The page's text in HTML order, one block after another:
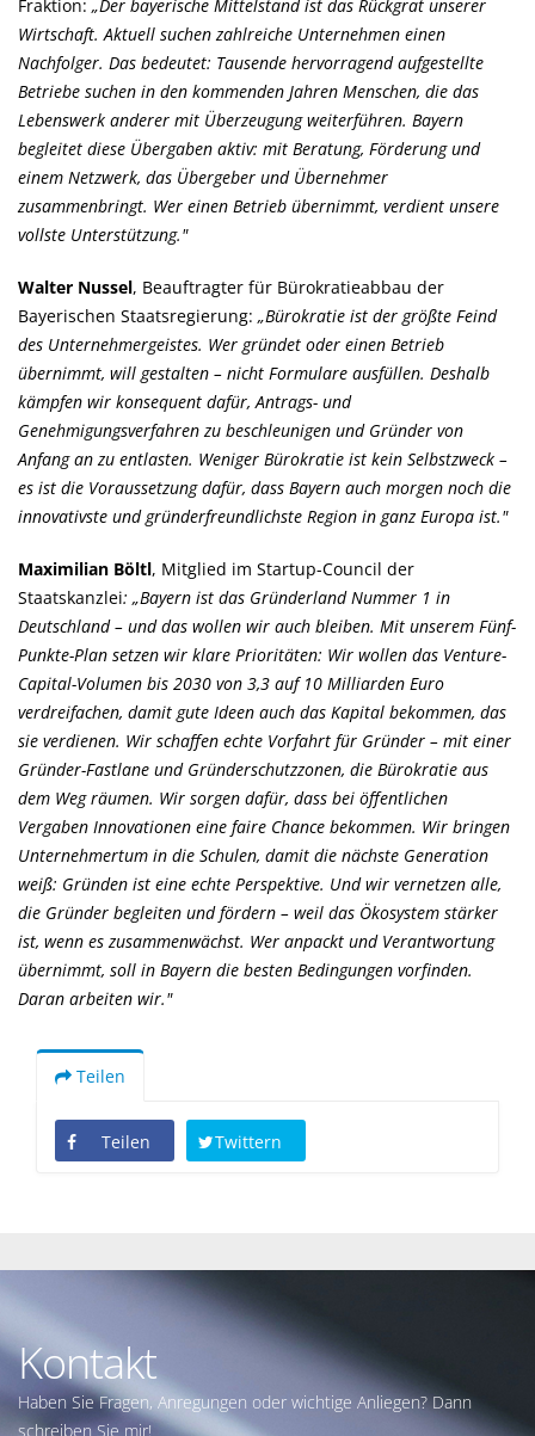
Fraktion: Der bayerische Mittelstand ist das Rückgrat unserer
Wirtschaft. Aktuell suchen zahlreiche Unternehmen einen
Nachfolger. Das bedeutet: Tausende hervorragend aufgestellte
Betriebe suchen in den kommenden Jahren Menschen, die das
Lebenswerk anderer mit Überzeugung weiterführen. Bayern
begleitet diese Übergaben aktiv: mit Beratung, Förderung und
einem Netzwerk, das Übergeber und Übernehmer
zusammenbringt. Wer einen Betrieb übernimmt, verdient unsere
vollste Unterstützung."
Walter Nussel, Beauftragter für Bürokratieabbau der
Bayerischen Staatsregierung: Bürokratie ist der größte Feind
des Unternehmergeistes. Wer gründet oder einen Betrieb
übernimmt, will gestalten – nicht Formulare ausfüllen. Deshalb
kämpfen wir konsequent dafür, Antrags- und
Genehmigungsverfahren zu beschleunigen und Gründer von
Anfang an zu entlasten. Weniger Bürokratie ist kein Selbstzweck –
es ist die Voraussetzung dafür, dass Bayern auch morgen noch die
innovativste und gründerfreundlichste Region in ganz Europa ist."
Maximilian Böltl, Mitglied im Startup-Council der
Staatskanzlei: „Bayern ist das Gründerland Nummer 1 in
Deutschland – und das wollen wir auch bleiben. Mit unserem Fünf-
Punkte-Plan setzen wir klare Prioritäten: Wir wollen das Venture-
Capital-Volumen bis 2030 von 3,3 auf 10 Milliarden Euro
verdreifachen, damit gute Ideen auch das Kapital bekommen, das
sie verdienen. Wir schaffen echte Vorfahrt für Gründer – mit einer
Gründer-Fastlane und Gründerschutzzonen, die Bürokratie aus
dem Weg räumen. Wir sorgen dafür, dass bei öffentlichen
Vergaben Innovationen eine faire Chance bekommen. Wir bringen
Unternehmertum in die Schulen, damit die nächste Generation
weiß: Gründen ist eine echte Perspektive. Und wir vernetzen alle,
die Gründer begleiten und fördern – weil das Ökosystem stärker
ist, wenn es zusammenwächst. Wer anpackt und Verantwortung
übernimmt, soll in Bayern die besten Bedingungen vorfinden.
Daran arbeiten wir."
Teilen
Teilen Twittern
Kontakt
Haben Sie Fragen, Anregungen oder wichtige Anliegen? Dann
schreiben Sie mir!